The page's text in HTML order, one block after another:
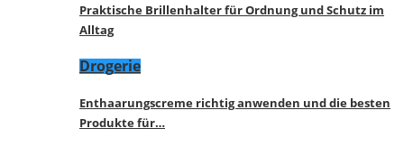
Praktische Brillenhalter für Ordnung und Schutz im
Alltag
Drogerie
Enthaarungscreme richtig anwenden und die besten
Produkte für…